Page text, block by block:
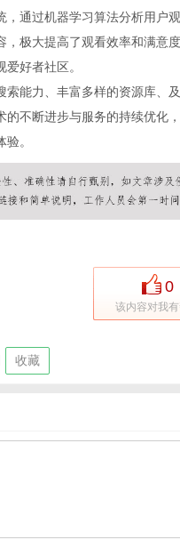
通过机器学习算法分析用户
极大提高了观看效率和满意
好者社区。
能力、丰富多样的资源库、
的不断进步与服务的持续优化
。
0
该内容对我
收藏